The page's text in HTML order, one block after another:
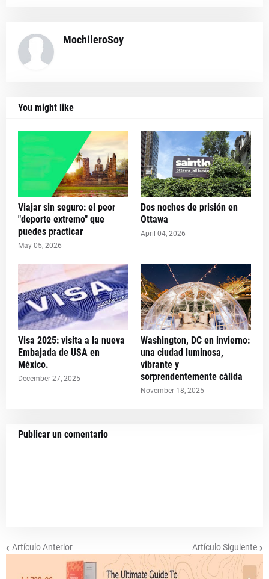
MochileroSoy
You might like
Viajar sin seguro: el peor
"deporte extremo" que
puedes practicar
May 05, 2026
Dos noches de prisión en
Ottawa
April 04, 2026
Visa 2025: visita a la nueva
Embajada de USA en
México.
December 27, 2025
Washington, DC en invierno:
una ciudad luminosa,
vibrante y
sorprendentemente cálida
November 18, 2025
Publicar un comentario
Artículo Anterior Artículo Siguiente